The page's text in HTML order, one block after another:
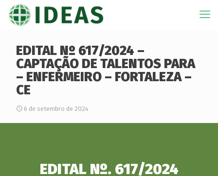
EDITAL Nº 617/2024 –
CAPTAÇÃO DE TALENTOS PARA
– ENFERMEIRO – FORTALEZA –
CE
6 de setembro de 2024
EDITAL Nº. 617/2024